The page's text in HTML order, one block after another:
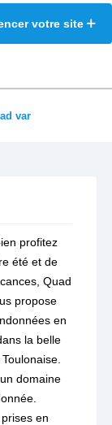
votre site
var
profitez
été et de
Quad
propose
en
la belle
domaine
en